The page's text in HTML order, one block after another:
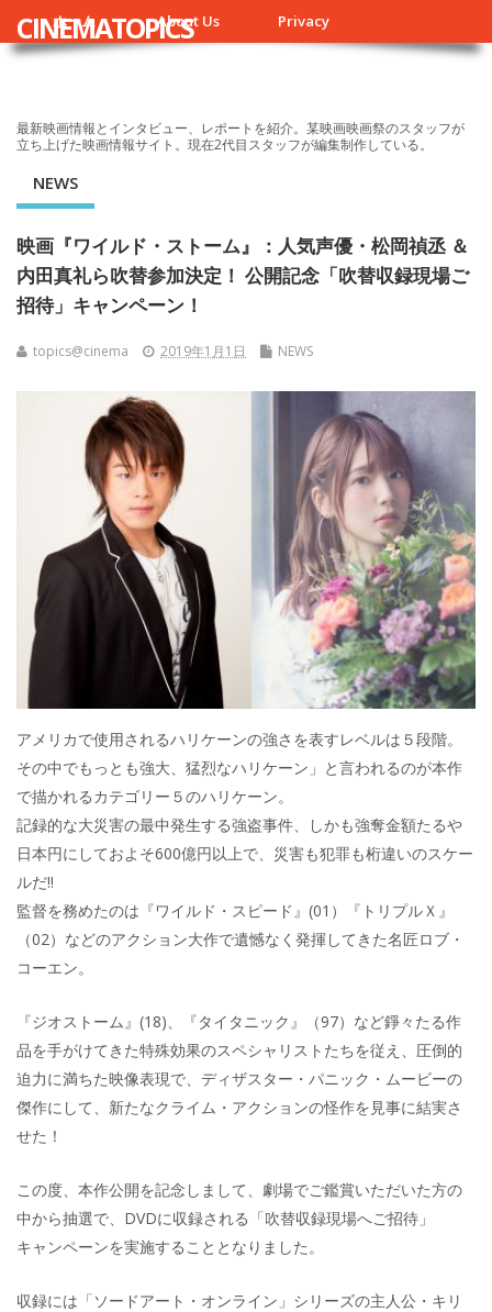
ホーム About Us Privacy
CINEMATOPICS
最新映画情報とインタビュー、レポートを紹介。某映画映画祭のスタッフが
立ち上げた映画情報サイト。現在2代目スタッフが編集制作している。
NEWS
映画『ワイルド・ストーム』：人気声優・松岡禎丞 ＆
内田真礼ら吹替参加決定！ 公開記念「吹替収録現場ご
招待」キャンペーン！
topics@cinema 2019年1月1日 NEWS
アメリカで使用されるハリケーンの強さを表すレベルは５段階。
その中でもっとも強大、猛烈なハリケーン」と言われるのが本作
で描かれるカテゴリー５のハリケーン。
記録的な大災害の最中発生する強盗事件、しかも強奪金額たるや
日本円にしておよそ600億円以上で、災害も犯罪も桁違いのスケー
ルだ!!
監督を務めたのは『ワイルド・スピード』(01）『トリプルＸ』
（02）などのアクション大作で遺憾なく発揮してきた名匠ロブ・
コーエン。
『ジオストーム』(18)、『タイタニック』（97）など錚々たる作
品を手がけてきた特殊効果のスペシャリストたちを従え、圧倒的
迫力に満ちた映像表現で、ディザスター・パニック・ムービーの
傑作にして、新たなクライム・アクションの怪作を見事に結実さ
せた！
この度、本作公開を記念しまして、劇場でご鑑賞いただいた方の
中から抽選で、DVDに収録される「吹替収録現場へご招待」
キャンペーンを実施することとなりました。
収録には「ソードアート・オンライン」シリーズの主人公・キリ